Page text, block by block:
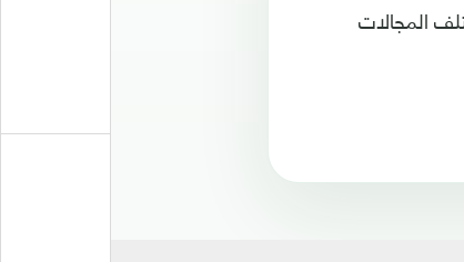
المجالات